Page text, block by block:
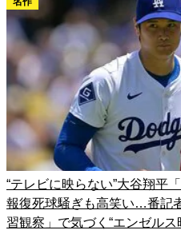
“テレビに映らない”大谷翔平
報復死球騒ぎも高笑い…番記
習観察」で気づく“エンゼルス